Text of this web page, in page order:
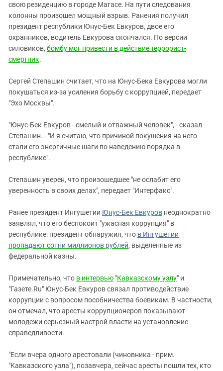
свою резиденцию в городе Магасе. На пути следования
колонны произошел мощный взрыв. Ранения получил
президент республики Юнус-Бек Евкуров, двое его
охранников, водитель Евкурова скончался. По версии
силовиков, бомбу мог привести в действие террорист-
смертник.
Сергей Степашин считает, что на Юнус-Бека Евкурова могли
покушаться из-за усиления борьбу с коррупцией, передает
"Эхо Москвы".
"Юнус-Бек Евкуров - смелый и отважный человек", - сказал
Степашин. - "И я считаю, что причиной покушения на него
стали его энергичные шаги по наведению порядка в
республике".
Степашин уверен, что произошедшее "не ослабит его
уверенность в своих делах", передает "Интерфакс".
Ранее президент Ингушетии Юнус-Бек Евкуров неоднократно
заявлял, что его беспокоит "ужасная коррупция" в
республике: президент обнаружил, что в Ингушетии
пропадают сотни миллионов рублей, выделенные из
федеральной казны.
Примечательно, что в интервью "Кавказскому узлу" и
"Газете.Ru" Юнус-Бек Евкуров связал противодействие
коррупции с вопросом пособничества боевикам. В частности,
он отмечал, что аресты коррупционеров показывают
молодежи серьезный настрой власти на установление
справедливости.
"Если вчера одного арестовали (чиновника - прим.
"Кавказского узла"), позавчера, сейчас аресты пошли тех, кто